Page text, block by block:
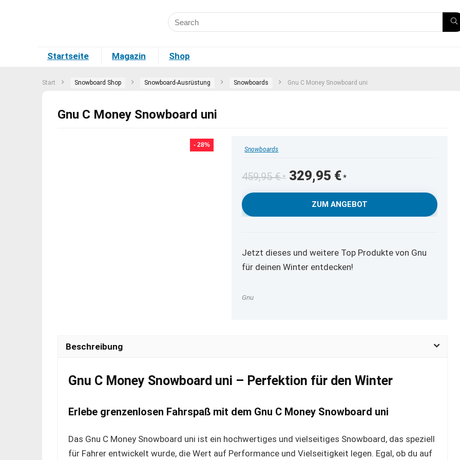
Startseite Magazin Shop
Start Snowboard Shop Snowboard-Ausrüstung Snowboards Gnu C Money Snowboard uni
Gnu C Money Snowboard uni
- 28%
Snowboards
459,95€
Ursprünglicher
Preis
war:
459,95 €
329,95 € Aktueller
Preis
ist:
329,95 €.
ZUM ANGEBOT
Jetzt dieses und weitere Top Produkte von Gnu
für deinen Winter entdecken!
Gnu
Beschreibung
Gnu C Money Snowboard uni – Perfektion für den Winter
Erlebe grenzenlosen Fahrspaß mit dem Gnu C Money Snowboard uni
Das Gnu C Money Snowboard uni ist ein hochwertiges und vielseitiges Snowboard, das speziell
für Fahrer entwickelt wurde, die Wert auf Performance und Vielseitigkeit legen. Egal, ob du auf